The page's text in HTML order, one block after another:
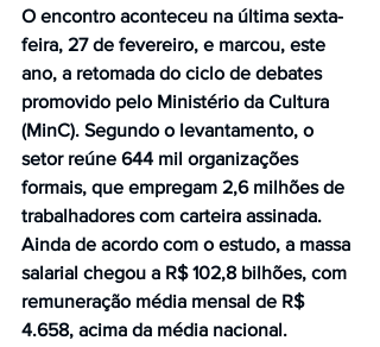
O encontro aconteceu na última sexta-
feira, 27 de fevereiro, e marcou, este
ano, a retomada do ciclo de debates
promovido pelo Ministério da Cultura
(MinC). Segundo o levantamento, o
setor reúne 644 mil organizações
formais, que empregam 2,6 milhões de
trabalhadores com carteira assinada.
Ainda de acordo com o estudo, a massa
salarial chegou a R$ 102,8 bilhões, com
remuneração média mensal de R$
4.658, acima da média nacional.